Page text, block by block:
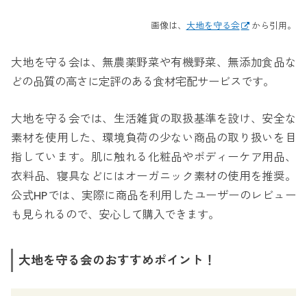
画像は、 大地を守る会 から引用。
大地を守る会は、無農薬野菜や有機野菜、無添加食品な
どの品質の高さに定評のある食材宅配サービスです。
大地を守る会では、生活雑貨の取扱基準を設け、安全な
素材を使用した、環境負荷の少ない商品の取り扱いを目
指しています。肌に触れる化粧品やボディーケア用品、
衣料品、寝具などにはオーガニック素材の使用を推奨。
公式HPでは、実際に商品を利用したユーザーのレビュー
も見られるので、安心して購入できます。
大地を守る会のおすすめポイント！